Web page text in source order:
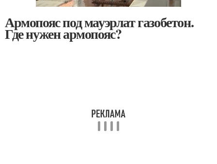
Армопояс под мауэрлат газобетон.
Где нужен армопояс?